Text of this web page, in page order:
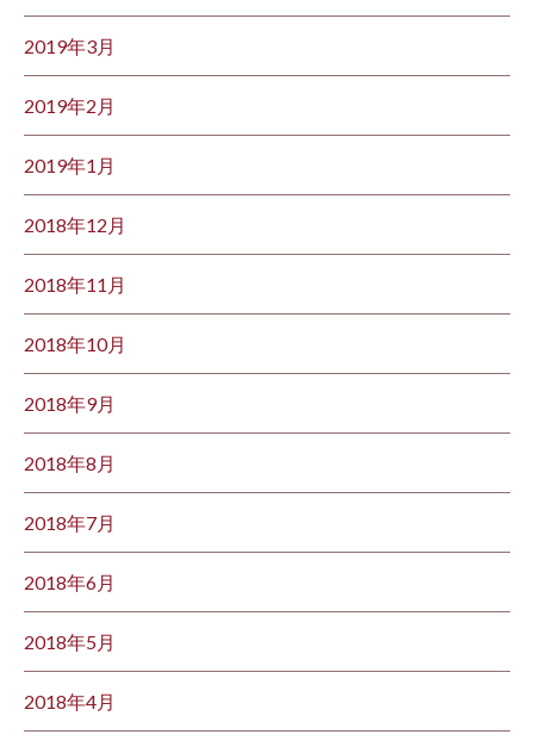
2019年3月
2019年2月
2019年1月
2018年12月
2018年11月
2018年10月
2018年9月
2018年8月
2018年7月
2018年6月
2018年5月
2018年4月